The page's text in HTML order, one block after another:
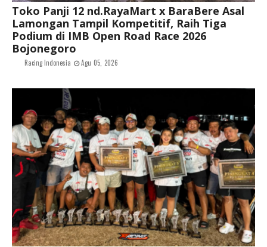
Toko Panji 12 nd.RayaMart x BaraBere Asal
Lamongan Tampil Kompetitif, Raih Tiga
Podium di IMB Open Road Race 2026
Bojonegoro
Racing Indonesia Agu 05, 2026